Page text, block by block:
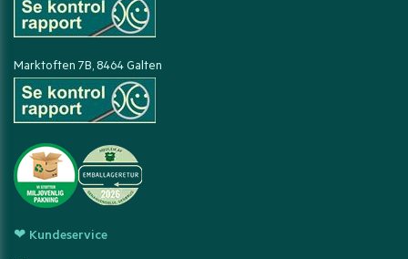
Marktoften 7B, 8464 Galten
❤ Kundeservice